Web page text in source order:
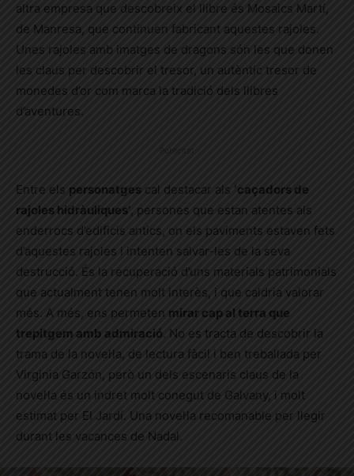
altra empresa que descobreix el llibre és Mosaics Martí,
de Manresa, que continuen fabricant aquestes rajoles.
Unes rajoles amb imatges de dragons són les que donen
les claus per descobrir el tresor, un autèntic tresor de
monedes d’or com marca la tradició dels llibres
d’aventures.
Entre els personatges cal destacar als ‘caçadors de
rajoles hidràuliques’, persones que estan atentes als
enderrocs d’edificis antics, on els paviments estaven fets
d’aquestes rajoles i intenten salvar-les de la seva
destrucció. És la recuperació d’uns materials patrimonials
que actualment tenen molt interès, i que caldria valorar
més. A més, ens permeten mirar cap al terra que
trepitgem amb admiració . No es tracta de descobrir la
trama de la novel·la, de lectura fàcil i ben treballada per
Virginia Garzón, però un dels escenaris claus de la
novel·la és un indret molt conegut de Galvany, i molt
estimat per El Jardí. Una novel·la recomanable per llegir
durant les vacances de Nadal.